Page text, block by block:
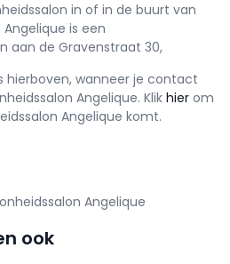
in of in de buurt van
is een
aan de Gravenstraat 30,
hierboven, wanneer je contact
Angelique. Klik hier om
Angelique komt.
Angelique
ook